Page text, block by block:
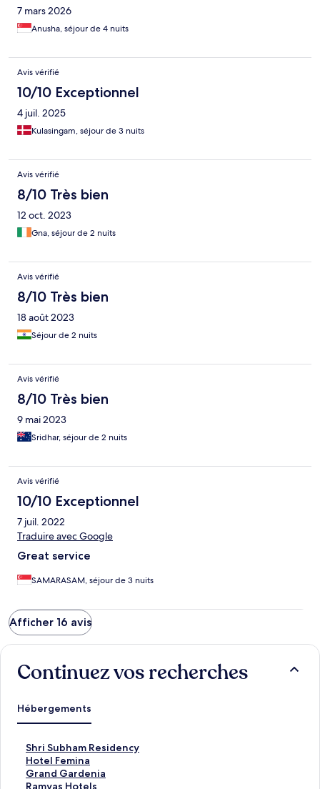
7 mars 2026
Anusha, séjour de 4 nuits
Avis vérifié
10/10 Exceptionnel
4 juil. 2025
Kulasingam, séjour de 3 nuits
Avis vérifié
8/10 Très bien
12 oct. 2023
Gna, séjour de 2 nuits
Avis vérifié
8/10 Très bien
18 août 2023
Séjour de 2 nuits
Avis vérifié
8/10 Très bien
9 mai 2023
Sridhar, séjour de 2 nuits
Avis vérifié
10/10 Exceptionnel
7 juil. 2022
Traduire avec Google
Great service
SAMARASAM, séjour de 3 nuits
Afficher 16 avis
Continuez vos recherches
Hébergements
Shri Subham Residency
L
i
e
n
Hotel Femina
L
i
e
Grand Gardenia
L
iRamyas Hotels
L